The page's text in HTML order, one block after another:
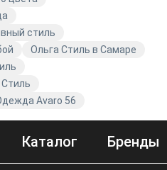
– ваш надёжный партнёр
стиль
Ольга Стиль в Самаре
Avaro 56
Каталог Бренды